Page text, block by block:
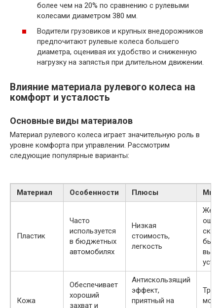
более чем на 20% по сравнению с рулевыми
колесами диаметром 380 мм.
Водители грузовиков и крупных внедорожников
предпочитают рулевые колеса большего
диаметра, оценивая их удобство и сниженную
нагрузку на запястья при длительном движении.
Влияние материала рулевого колеса на
комфорт и усталость
Основные виды материалов
Материал рулевого колеса играет значительную роль в
уровне комфорта при управлении. Рассмотрим
следующие популярные варианты:
Материал Особенности Плюсы
Пластик
Часто
используется
в бюджетных
автомобилях
Низкая
стоимость,
легкость
Кожа
Обеспечивает
хороший
захват и
Антискользящий
эффект,
приятный на